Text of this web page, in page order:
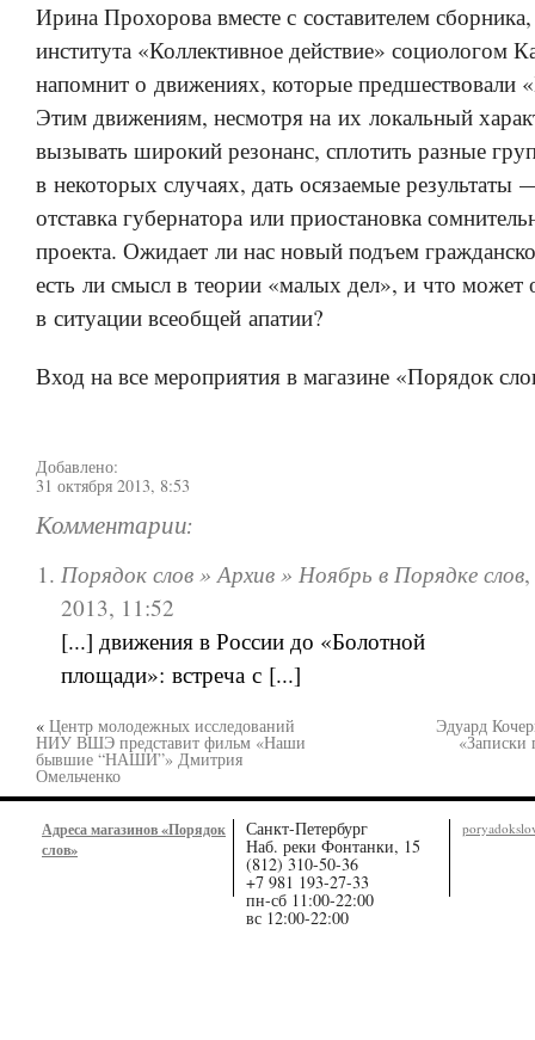
Ирина Прохорова вместе с составителем
института «Коллективное действие» социологом
напомнит о движениях, которые предшествовали
Этим движениям, несмотря на их локальный
вызывать широкий резонанс, сплотить разные
в некоторых случаях, дать осязаемые результаты
отставка губернатора или приостановка
проекта. Ожидает ли нас новый подъем
есть ли смысл в теории «малых дел», и что может
в ситуации всеобщей апатии?
Вход на все мероприятия в магазине «Порядок
Добавлено:
31 октября 2013, 8:53
Комментарии:
Порядок слов » Архив » Ноябрь в Порядке слов
2013, 11:52
[...] движения в России до «Болотной
площади»: встреча с [...]
« Центр молодежных исследований
НИУ ВШЭ представит фильм «Наши
бывшие “НАШИ”» Дмитрия
Омельченко
Эдуард
«Записки
Адреса магазинов «Порядок
слов»
Санкт-Петербург
Наб. реки Фонтанки, 15
(812) 310-50-36
+7 981 193-27-33
пн-сб 11:00-22:00
вс 12:00-22:00